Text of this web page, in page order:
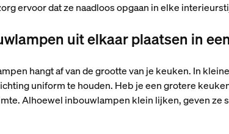
ervoor dat ze naadloos opgaan in elke
uit elkaar plaatsen in
hangt af van de grootte van je keuken. In
uniform te houden. Heb je een grotere
Alhoewel inbouwlampen klein lijken, geven ze